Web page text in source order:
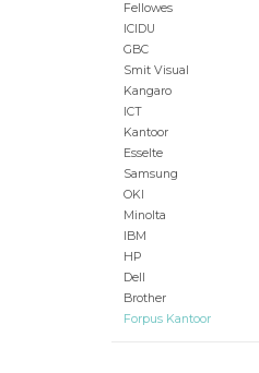
Fellowes
ICIDU
GBC
Smit Visual
Kangaro
ICT
Kantoor
Esselte
Samsung
OKI
Minolta
IBM
HP
Dell
Brother
Forpus Kantoor